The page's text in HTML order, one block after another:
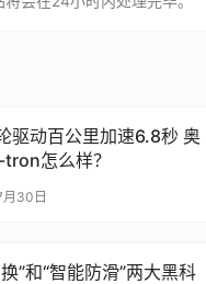
驱动百公里加速6.8秒 奥
怎么样？
30日
”和“智能防滑”两大黑科